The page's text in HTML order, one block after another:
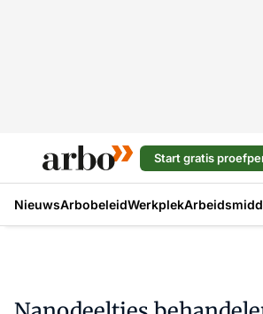
Start gratis
NieuwsArbobeleidWerkplek